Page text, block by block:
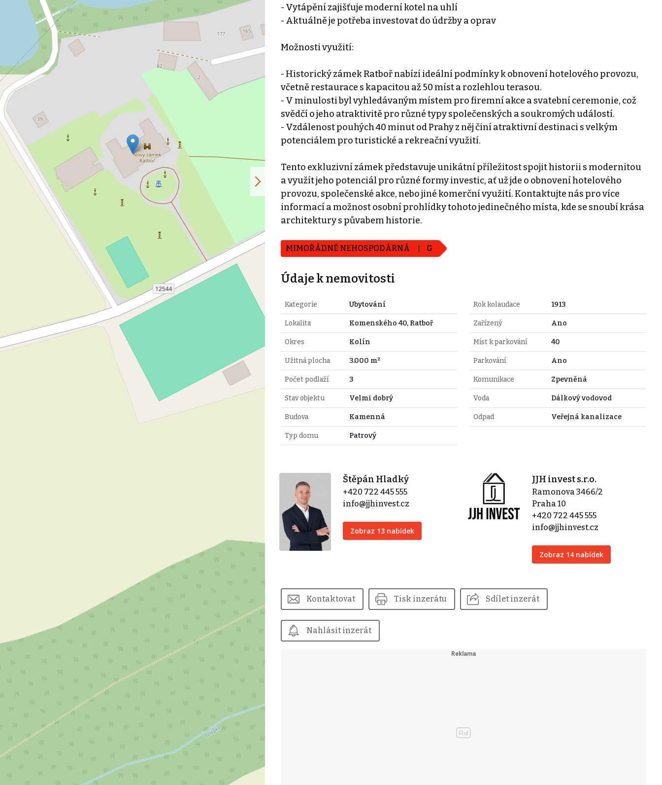
- Vytápění zajišťuje moderní kotel na uhlí
- Aktuálně je potřeba investovat do údržby a oprav
Možnosti využití:
- Historický zámek Ratboř nabízí ideální podmínky k obnovení hotelového provozu,
včetně restaurace s kapacitou až 50 míst a rozlehlou terasou.
- V minulosti byl vyhledávaným místem pro firemní akce a svatební ceremonie, což
svědčí o jeho atraktivitě pro různé typy společenských a soukromých událostí.
- Vzdálenost pouhých 40 minut od Prahy z něj činí atraktivní destinaci s velkým
potenciálem pro turistické a rekreační využití.
Tento exkluzivní zámek představuje unikátní příležitost spojit historii s modernitou
a využít jeho potenciál pro různé formy investic, ať už jde o obnovení hotelového
provozu, společenské akce, nebo jiné komerční využití. Kontaktujte nás pro více
informací a možnost osobní prohlídky tohoto jedinečného místa, kde se snoubí krása
architektury s půvabem historie.
MIMOŘÁDNĚ NEHOSPODÁRNÁ G
Údaje k nemovitosti
Kategorie Ubytování
Lokalita Komenského 40, Ratboř
Okres Kolín
Užitná plocha 3.000 m²
Počet podlaží 3
Stav objektu Velmi dobrý
Budova Kamenná
Typ domu Patrový
Rok kolaudace 1913
Zařízený Ano
Míst k parkování 40
Parkování Ano
Komunikace Zpevněná
Voda Dálkový vodovod
Odpad Veřejná kanalizace
Štěpán Hladký
+420 722 445 555
info@jjhinvest.cz
Zobraz 13 nabídek
JJH invest s.r.o.
Ramonova 3466/2
Praha 10
+420 722 445 555
info@jjhinvest.cz
Zobraz 14 nabídek
Kontaktovat Tisk inzerátu Sdílet inzerát
Nahlásit inzerát